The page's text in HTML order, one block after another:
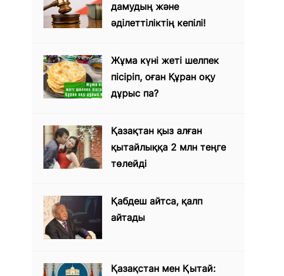
дамудың және
әділеттіліктің кепілі!
Жұма күні жеті шелпек
пісіріп, оған Құран оқу
дұрыс па?
Қазақтан қыз алған
қытайлыққа 2 млн теңге
төлейді
Қабдеш айтса, қалп
айтады
Қазақстан мен Қытай: